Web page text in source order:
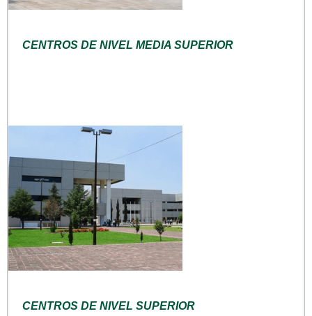
CENTROS DE NIVEL MEDIA SUPERIOR
CENTROS DE NIVEL SUPERIOR